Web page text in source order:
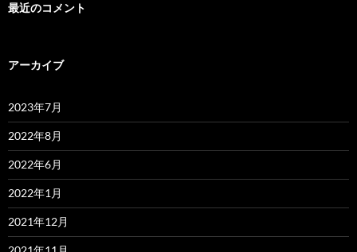
最近のコメント
アーカイブ
2023年7月
2022年8月
2022年6月
2022年1月
2021年12月